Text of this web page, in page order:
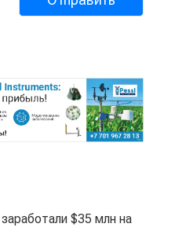
$35 млн на